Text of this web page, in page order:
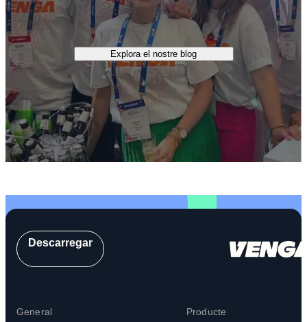
Explora el nostre blog
Descarregar
General Producte